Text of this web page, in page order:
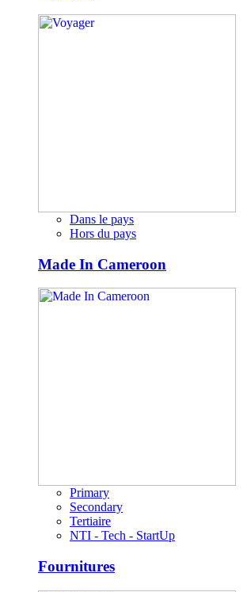
Dans le pays
Hors du pays
Made In Cameroon
Primary
Secondary
Tertiaire
NTI - Tech - StartUp
Fournitures